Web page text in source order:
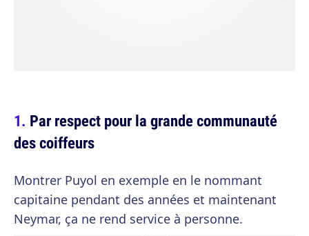
Par respect pour la grande communauté
des coiffeurs
Montrer Puyol en exemple en le nommant
capitaine pendant des années et maintenant
Neymar, ça ne rend service à personne.